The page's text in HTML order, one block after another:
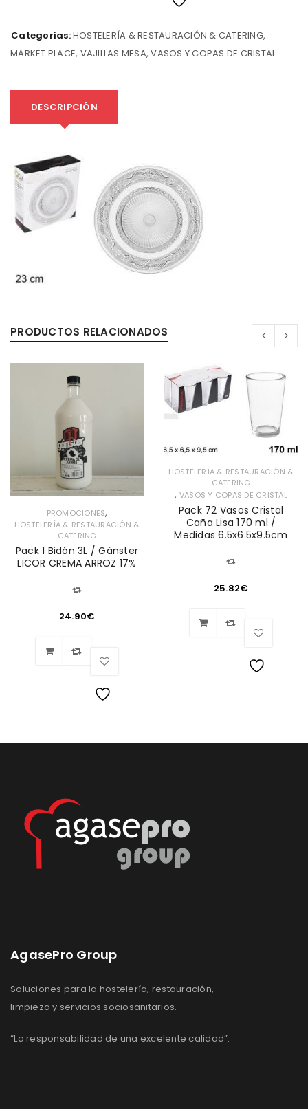
Categorías:HOSTELERÍA & RESTAURACIÓN & CATERING,
MARKET PLACE, VAJILLAS MESA,VASOS Y COPAS DE CRISTAL
DESCRIPCIÓN
PRODUCTOS RELACIONADOS
PROMOCIONES,
HOSTELERÍA & RESTAURACIÓN &
CATERING
Pack 1 Bidón 3L / Gánster
LICOR CREMA ARROZ 17%
24.90€
de
HOSTELERÍA & RESTAURACIÓN &
CATERING
, VASOS Y COPAS DE CRISTAL
Pack 72 Vasos Cristal
Caña Lisa 170 ml /
Medidas 6.5x6.5x9.5cm
25.82€
deseos
AgasePro Group
Soluciones para la hostelería, restauración,
limpieza y servicios sociosanitarios.
“La responsabilidad de una excelente calidad”.